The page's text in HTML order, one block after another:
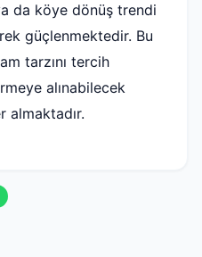
da köye dönüş trendi
güçlenmektedir. Bu
tarzını tercih
alınabilecek
almaktadır.